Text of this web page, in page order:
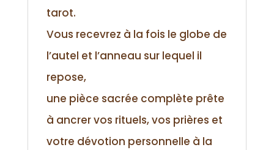
tarot.
Vous recevrez à la fois le globe de
l’autel et l’anneau sur lequel il
repose,
une pièce sacrée complète prête
à ancrer vos rituels, vos prières et
votre dévotion personnelle à la